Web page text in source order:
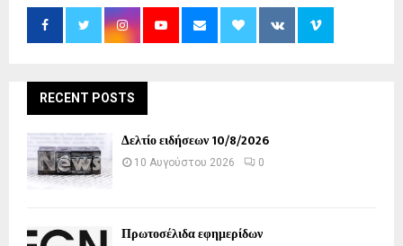
RECENT POSTS
Δελτίο ειδήσεων 10/8/2026
10 Αυγούστου 2026 0
Πρωτοσέλιδα εφημερίδων